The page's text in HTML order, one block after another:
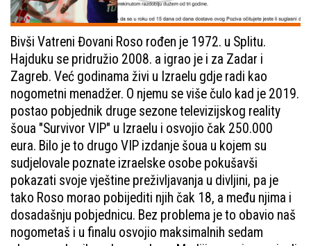
Bivši Vatreni Đovani Roso rođen je 1972. u Splitu.
Hajduku se pridružio 2008. a igrao je i za Zadar i
Zagreb. Već godinama živi u Izraelu gdje radi kao
nogometni menadžer. O njemu se više čulo kad je 2019.
postao pobjednik druge sezone televizijskog reality
šoua "Survivor VIP" u Izraelu i osvojio čak 250.000
eura. Bilo je to drugo VIP izdanje šoua u kojem su
sudjelovale poznate izraelske osobe pokušavši
pokazati svoje vještine preživljavanja u divljini, pa je
tako Roso morao pobijediti njih čak 18, a među njima i
dosadašnju pobjednicu. Bez problema je to obavio naš
nogometaš i u finalu osvojio maksimalnih sedam